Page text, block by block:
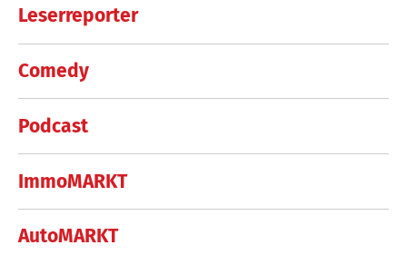
Leserreporter
Comedy
Podcast
ImmoMARKT
AutoMARKT